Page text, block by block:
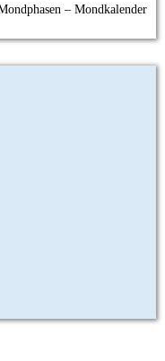
– Mondkalender